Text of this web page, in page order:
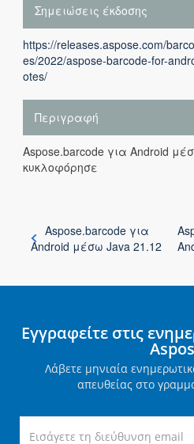
Σημειώσεις έκδοσης
https://releases.aspose.com/
es/2022/aspose-barcode-for-
otes/
Περιγραφή
Aspose.barcode για Android
κυκλοφόρησε
Aspose.barcode για
Android μέσω Java 21.12
Εγγραφείτε στις
Λάβετε μηνιαία
απευθείας στο